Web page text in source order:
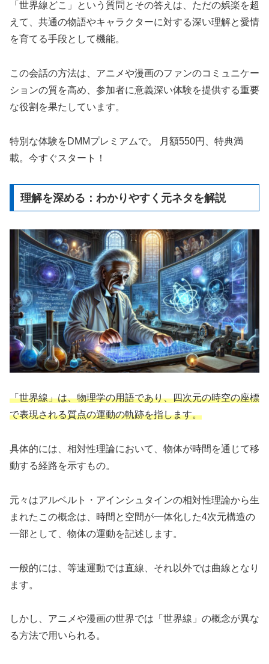
「世界線どこ」という質問とその答えは、ただの娯楽を超
えて、共通の物語やキャラクターに対する深い理解と愛情
を育てる手段として機能。
この会話の方法は、アニメや漫画のファンのコミュニケー
ションの質を高め、参加者に意義深い体験を提供する重要
な役割を果たしています。
特別な体験をDMMプレミアムで。 月額550円、特典満
載。今すぐスタート！
理解を深める：わかりやすく元ネタを解説
「世界線」は、物理学の用語であり、四次元の時空の座標
で表現される質点の運動の軌跡を指します。
具体的には、相対性理論において、物体が時間を通じて移
動する経路を示すもの。
元々はアルベルト・アインシュタインの相対性理論から生
まれたこの概念は、時間と空間が一体化した4次元構造の
一部として、物体の運動を記述します。
一般的には、等速運動では直線、それ以外では曲線となり
ます。
しかし、アニメや漫画の世界では「世界線」の概念が異な
る方法で用いられる。